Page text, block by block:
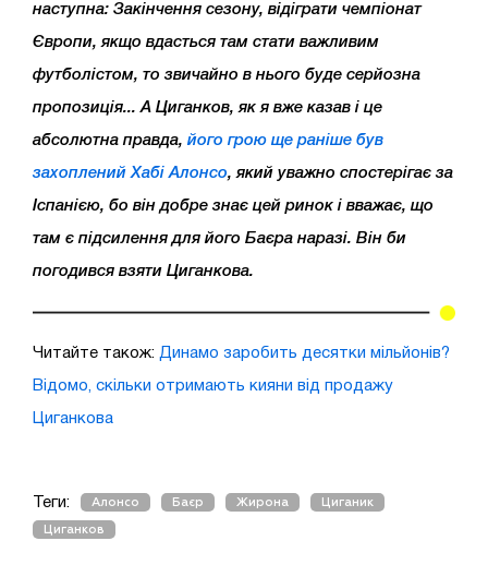
наступна: Закінчення сезону, відіграти чемпіонат
Європи, якщо вдасться там стати важливим
футболістом, то звичайно в нього буде серйозна
пропозиція... А Циганков, як я вже казав і це
абсолютна правда, його грою ще раніше був
захоплений Хабі Алонсо, який уважно спостерігає за
Іспанією, бо він добре знає цей ринок і вважає, що
там є підсилення для його Баєра наразі. Він би
погодився взяти Циганкова.
Читайте також: Динамо заробить десятки мільйонів?
Відомо, скільки отримають кияни від продажу
Циганкова
Теги: Алонсо Баєр Жирона Циганик
Циганков